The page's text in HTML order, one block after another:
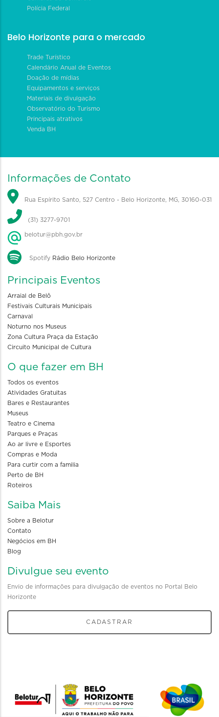
Polícia Federal
Belo Horizonte para o mercado
Trade Turístico
Calendário Anual de Eventos
Doação de mídias
Equipamentos e serviços
Materiais de divulgação
Observatório do Turismo
Principais atrativos
Venda BH
Informações de Contato
Rua Espírito Santo, 527 Centro - Belo Horizonte, MG, 30160-031
(31) 3277-9701
belotur@pbh.gov.br
Spotify Rádio Belo Horizonte
Principais Eventos
Arraial de Belô
Festivais Culturais Municipais
Carnaval
Noturno nos Museus
Zona Cultura Praça da Estação
Circuito Municipal de Cultura
O que fazer em BH
Todos os eventos
Atividades Gratuitas
Bares e Restaurantes
Museus
Teatro e Cinema
Parques e Praças
Ao ar livre e Esportes
Compras e Moda
Para curtir com a familia
Perto de BH
Roteiros
Saiba Mais
Sobre a Belotur
Contato
Negócios em BH
Blog
Divulgue seu evento
Envio de informações para divulgação de eventos no Portal Belo
Horizonte
CADASTRAR